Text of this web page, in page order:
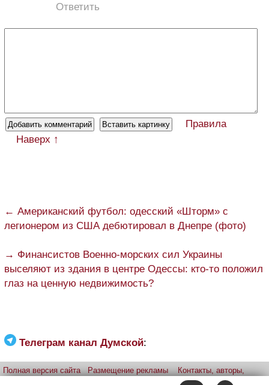
Ответить
Правила
Наверх ↑
← Американский футбол: одесский «Шторм» с
легионером из США дебютировал в Днепре (фото)
→ Финансистов Военно-морских сил Украины
выселяют из здания в центре Одессы: кто-то положил
глаз на ценную недвижимость?
Телеграм канал Думской:
Полная версия сайта Размещение рекламы
Контакты, авторы,